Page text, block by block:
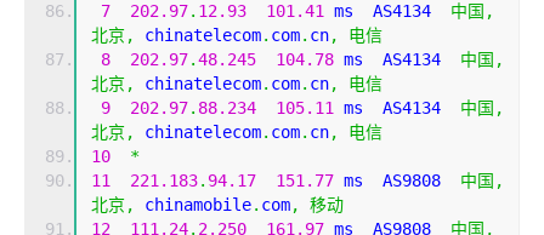
7
202.97. 12.93 101.41 ms  AS4134 中国,
北京,
chinatelecom. com. cn,
电信
8
202.97.48.245 104.78 ms  AS4134 中国,
北京,
chinatelecom. com. cn,
电信
9
202.97. 88.234 105.11 ms  AS4134 中国,
北京,
chinatelecom. com. cn,
电信
10
*
11
221.183. 94.17 151.77 ms  AS9808 中国,
北京,
chinamobile. com,
移动
12
111.24. 2.250 161.97 ms  AS9808 中国,